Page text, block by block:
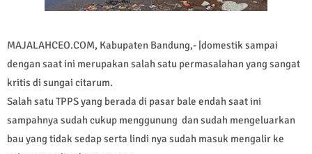
MAJALAHCEO.COM, Kabupaten Bandung,- |domestik sampai
dengan saat ini merupakan salah satu permasalahan yang sangat
kritis di sungai citarum.
Salah satu TPPS yang berada di pasar bale endah saat ini
sampahnya sudah cukup menggunung dan sudah mengeluarkan
bau yang tidak sedap serta lindi nya sudah masuk mengalir ke